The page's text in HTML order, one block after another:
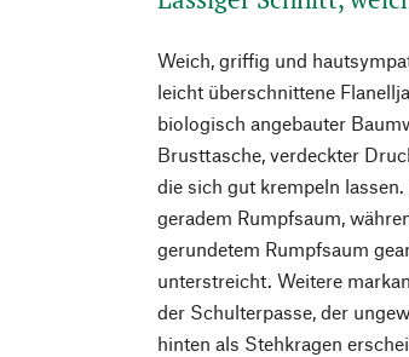
Weich, griffig und
leicht überschnittene
biologisch angebauter
Brusttasche, verdeckter
die sich gut krempeln
geradem Rumpfsaum,
gerundetem Rumpfsaum
unterstreicht. Weitere
der Schulterpasse, der
hinten als Stehkragen